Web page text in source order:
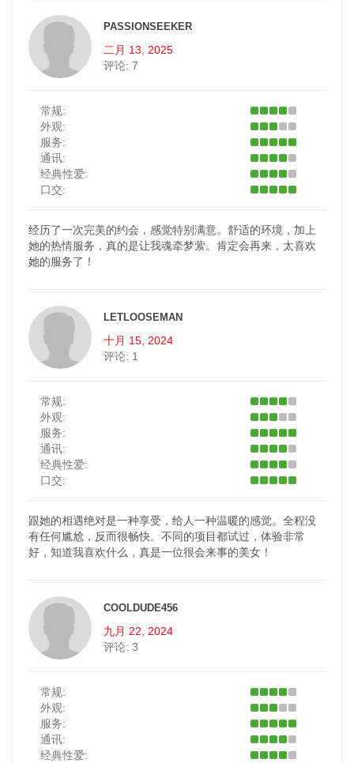
PASSIONSEEKER
二月 13, 2025
评论: 7
常规:
外观:
服务:
通讯:
经典性爱:
口交:
经历了一次完美的约会，感觉特别满意。舒适的环境，加上
她的热情服务，真的是让我魂牵梦萦。肯定会再来，太喜欢
她的服务了！
LETLOOSEMAN
十月 15, 2024
评论: 1
常规:
外观:
服务:
通讯:
经典性爱:
口交:
跟她的相遇绝对是一种享受，给人一种温暖的感觉。全程没
有任何尴尬，反而很畅快。不同的项目都试过，体验非常
好，知道我喜欢什么，真是一位很会来事的美女！
COOLDUDE456
九月 22, 2024
评论: 3
常规:
外观:
服务:
通讯:
经典性爱: